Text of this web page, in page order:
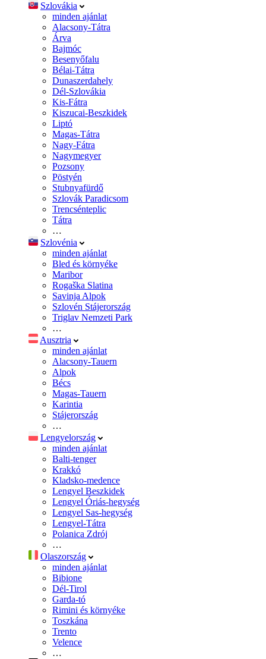
Szlovákia
minden ajánlat
Alacsony-Tátra
Árva
Bajmóc
Besenyőfalu
Bélai-Tátra
Dunaszerdahely
Dél-Szlovákia
Kis-Fátra
Kiszucai-Beszkidek
Liptó
Magas-Tátra
Nagy-Fátra
Nagymegyer
Pozsony
Pöstyén
Stubnyafürdő
Szlovák Paradicsom
Trencsénteplic
Tátra
…
Szlovénia
minden ajánlat
Bled és környéke
Maribor
Rogaška Slatina
Savinja Alpok
Szlovén Stájerország
Triglav Nemzeti Park
…
Ausztria
minden ajánlat
Alacsony-Tauern
Alpok
Bécs
Magas-Tauern
Karintia
Stájerország
…
Lengyelország
minden ajánlat
Balti-tenger
Krakkó
Kladsko-medence
Lengyel Beszkidek
Lengyel Óriás-hegység
Lengyel Sas-hegység
Lengyel-Tátra
Polanica Zdrój
…
Olaszország
minden ajánlat
Bibione
Dél-Tirol
Garda-tó
Rimini és környéke
Toszkána
Trento
Velence
…